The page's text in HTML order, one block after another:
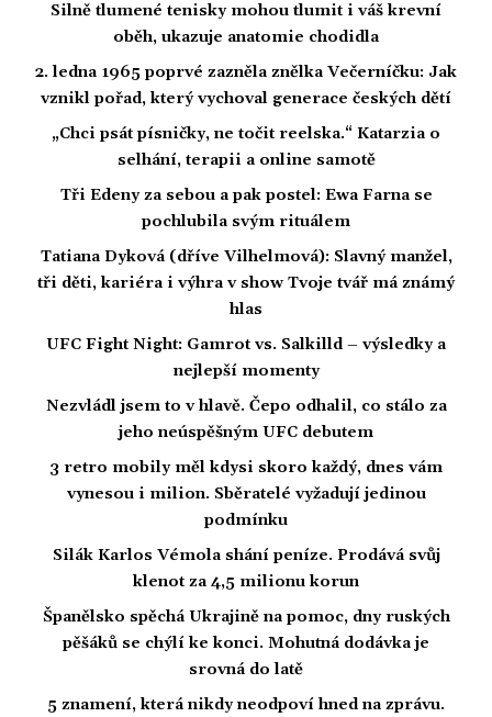
Silně tlumené tenisky mohou tlumit i váš krevní
oběh, ukazuje anatomie chodidla
2. ledna 1965 poprvé zazněla znělka Večerníčku: Jak
vznikl pořad, který vychoval generace českých dětí
„Chci psát písničky, ne točit reelska.“ Katarzia o
selhání, terapii a online samotě
Tři Edeny za sebou a pak postel: Ewa Farna se
pochlubila svým rituálem
Tatiana Dyková (dříve Vilhelmová): Slavný manžel,
tři děti, kariéra i výhra v show Tvoje tvář má známý
hlas
UFC Fight Night: Gamrot vs. Salkilld – výsledky a
nejlepší momenty
Nezvládl jsem to v hlavě. Čepo odhalil, co stálo za
jeho neúspěšným UFC debutem
3 retro mobily měl kdysi skoro každý, dnes vám
vynesou i milion. Sběratelé vyžadují jedinou
podmínku
Silák Karlos Vémola shání peníze. Prodává svůj
klenot za 4,5 milionu korun
Španělsko spěchá Ukrajině na pomoc, dny ruských
pěšáků se chýlí ke konci. Mohutná dodávka je
srovná do latě
5 znamení, která nikdy neodpoví hned na zprávu.